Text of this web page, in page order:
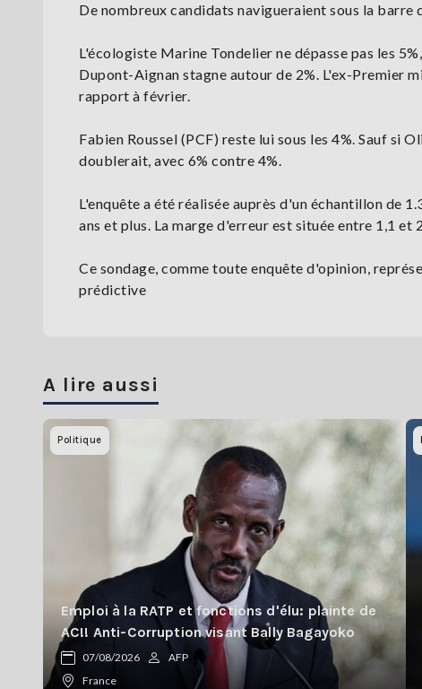
De nombreux candidats navigueraient sous la barre
L'écologiste Marine Tondelier ne dépasse pas les
Dupont-Aignan stagne autour de 2%. L'ex-Premier
rapport à février.
Fabien Roussel (PCF) reste lui sous les 4%. Sauf si
doublerait, avec 6% contre 4%.
L'enquête a été réalisée auprès d'un échantillon de
ans et plus. La marge d'erreur est située entre 1,1 et
Ce sondage, comme toute enquête d'opinion,
prédictive
A lire aussi
Politique
Emploi à la RATP et fonctions d'élu: plainte de
AC!! Anti-Corruption visant Bally Bagayoko
07/08/2026
AFP
France